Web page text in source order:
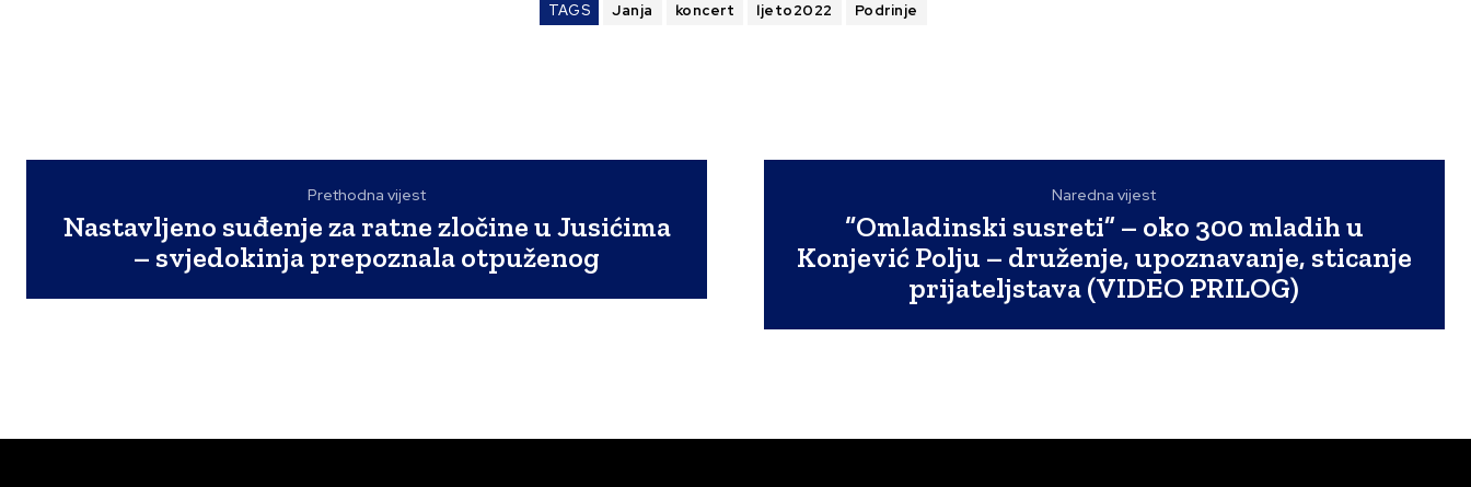
TAGS Janja koncert ljeto2022 Podrinje
Prethodna vijest
Nastavljeno suđenje za ratne zločine u Jusićima
– svjedokinja prepoznala otpuženog
Naredna vijest
“Omladinski susreti” – oko 300 mladih u
Konjević Polju – druženje, upoznavanje, sticanje
prijateljstava (VIDEO PRILOG)